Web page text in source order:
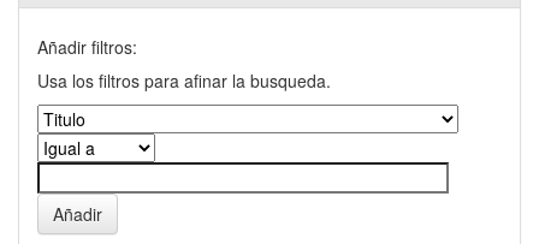
Añadir filtros:
Usa los filtros para afinar la busqueda.